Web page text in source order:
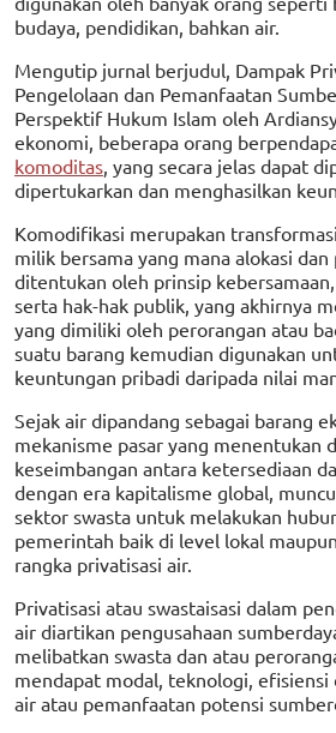
budaya, pendidikan, bahkan air.
Mengutip jurnal berjudul, Dampak
Pengelolaan dan Pemanfaatan
Perspektif Hukum Islam oleh
ekonomi, beberapa orang
komoditas, yang secara jelas dapat
dipertukarkan dan menghasilkan
Komodifikasi merupakan
milik bersama yang mana alokasi
ditentukan oleh prinsip
serta hak-hak publik, yang akhirnya
yang dimiliki oleh perorangan atau
suatu barang kemudian digunakan
keuntungan pribadi daripada nilai
Sejak air dipandang sebagai barang
mekanisme pasar yang menentukan
keseimbangan antara ketersediaan
dengan era kapitalisme global,
sektor swasta untuk melakukan
pemerintah baik di level lokal
rangka privatisasi air.
Privatisasi atau swastaisasi dalam
air diartikan pengusahaan
melibatkan swasta dan atau
mendapat modal, teknologi, efisiensi
air atau pemanfaatan potensi